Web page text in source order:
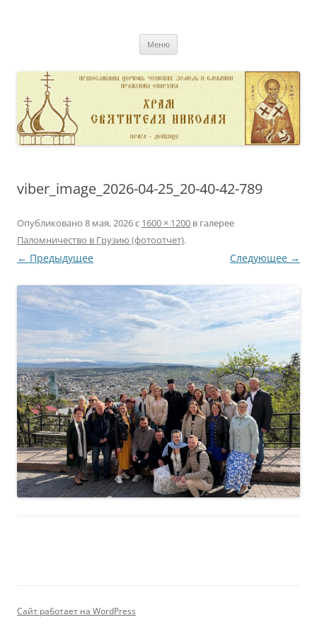
Меню
viber_image_2026-04-25_20-40-42-789
Опубликовано 8 мая, 2026с 1600 × 1200 в галерее
Паломничество в Грузию (фотоотчет).
← Предыдущее Следующее →
Сайт работает на WordPress